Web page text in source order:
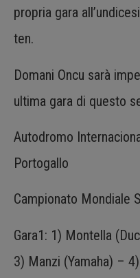
propria gara
ten.
Domani Oncu sarà
ultima gara di questo
Autodromo
Portogallo
Campionato Mondiale
Gara1: 1) Montella
3) Manzi (Yamaha) –